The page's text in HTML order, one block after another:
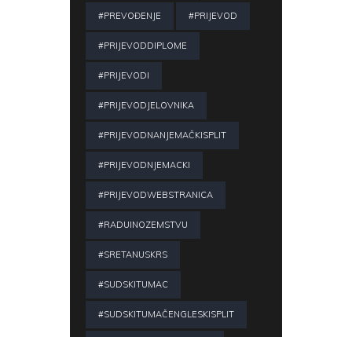
#PREVOĐENJE #PRIJEVOD
#PRIJEVODDIPLOME
#PRIJEVODI
#PRIJEVODJELOVNIKA
#PRIJEVODNANJEMAČKISPLIT
#PRIJEVODNJEMACKI
#PRIJEVODWEBSTRANICA
#RADUINOZEMSTVU
#SRETANUSKRS
#SUDSKITUMAC
#SUDSKITUMAČENGLESKISPLIT